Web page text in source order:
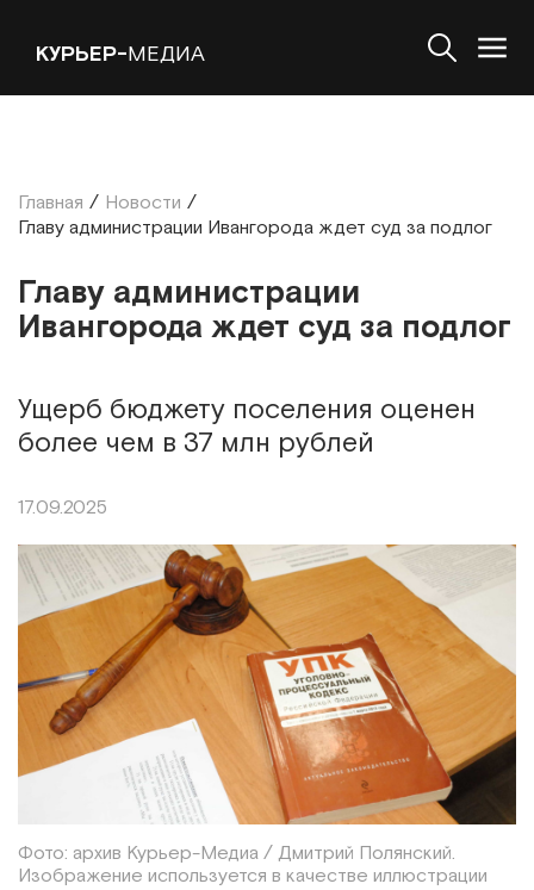
КУРЬЕР-МЕДИА
Главная / Новости /
Главу администрации Ивангорода ждет суд за подлог
Главу администрации
Ивангорода ждет суд за подлог
Ущерб бюджету поселения оценен
более чем в 37 млн рублей
17.09.2025
Фото: архив Курьер-Медиа / Дмитрий Полянский.
Изображение используется в качестве иллюстрации